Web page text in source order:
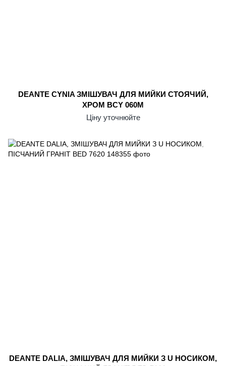
DEANTE CYNIA ЗМІШУВАЧ ДЛЯ МИЙКИ СТОЯЧИЙ,
ХРОМ BCY 060M
Ціну уточнюйте
DEANTE DALIA, ЗМІШУВАЧ ДЛЯ МИЙКИ З U НОСИКОМ,